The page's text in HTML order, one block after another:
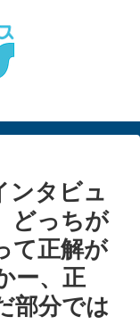
ンタビュ
どっちが
て正解が
ー、正
部分では